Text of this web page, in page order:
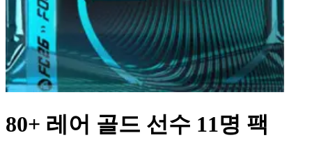
80+ 레어 골드 선수 11명 팩